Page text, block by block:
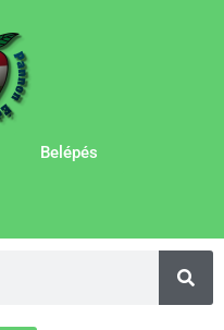
Belépés